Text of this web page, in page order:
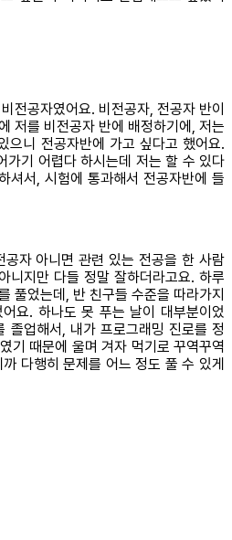
전공자였어요. 비전공자, 전공자 반이
저를 비전공자 반에 배정하기에, 저는
으니 전공자반에 가고 싶다고 했어요.
가기 어렵다 하시는데 저는 할 수 있다
셔서, 시험에 통과해서 전공자반에 들
자 아니면 관련 있는 전공을 한 사람
니지만 다들 정말 잘하더라고요. 하루
풀었는데, 반 친구들 수준을 따라가지
요. 하나도 못 푸는 날이 대부분이었
졸업해서, 내가 프로그래밍 진로를 정
기 때문에 울며 겨자 먹기로 꾸역꾸역
다행히 문제를 어느 정도 풀 수 있게